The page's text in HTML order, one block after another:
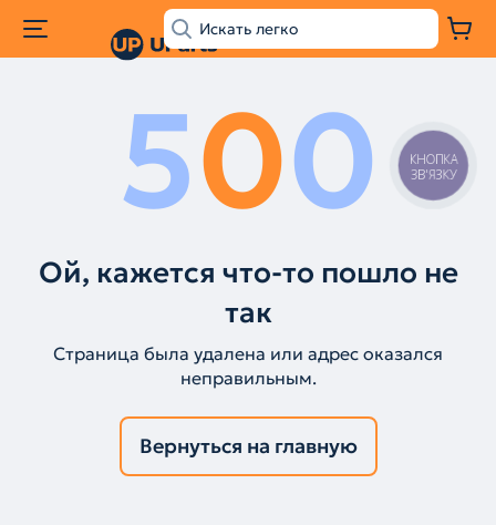
500
Ой, кажется что-то пошло не
так
Страница была удалена или адрес оказался
неправильным.
Вернуться на главную
КНОПКА
ЗВ'ЯЗКУ